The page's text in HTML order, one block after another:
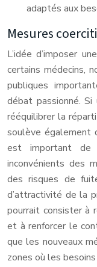
adaptés aux
Mesures
L’idée d’imposer
certains médecins,
publiques
débat passionné.
rééquilibrer la
soulève également
est important
inconvénients des
des risques de
d’attractivité de la
pourrait consister à
et à renforcer le
que les nouveaux
zones où les